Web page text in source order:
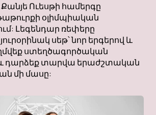
Ուեսթի համերգը
օլիմպիական
Լեգենդար ռեփերը
սեթ՝ նոր երգերով և
ստեղծագործական
և դարձեք տարվա երաժշտական
մի մասը: